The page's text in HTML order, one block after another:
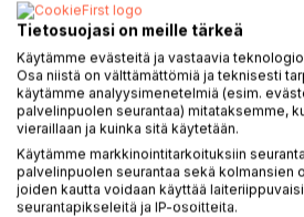
Leidi Johanna on Vaarajoen kunnan
Tuonelanmäen noita, joka tiesi
hautausmaista ja hautareliikeistä
Kunnan poliisi on voimaton
hautausmaan outoja valoilmiöitä tai
soivien urkujen mysteeriä. Urkujen
tulipalossa menehtynyttä
menneitä messujaan noen
Tietosuojasi on meille tärkeä
Käytämme evästeitä ja vastaavia
Osa niistä on välttämättömiä ja teknisesti
käytämme analyysimenetelmiä (esim.
palvelinpuolen seurantaa) mitataksemme,
vieraillaan ja kuinka sitä käytetään.
Käytämme markkinointitarkoituksiin
palvelinpuolen seurantaa sekä kolmansien
joiden kautta voidaan käyttää
seurantapikseleitä ja IP-osoitteita.